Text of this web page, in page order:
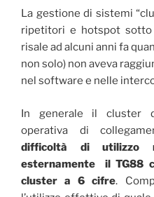
La gestione di sistemi
ripetitori e hotspot sotto
risale ad alcuni anni fa
non solo) non aveva
nel software e nelle
In generale il cluster
operativa di
difficoltà di utilizzo
esternamente il TG88
cluster a 6 cifre.